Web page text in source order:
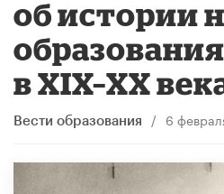
об истории
в XIX–ХХ
Вести образования / 6